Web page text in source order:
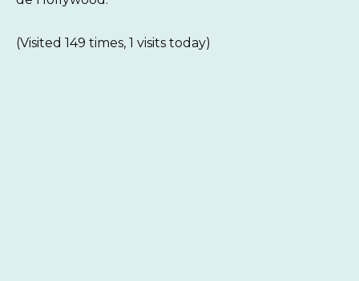
(Visited 149 times, 1 visits today)